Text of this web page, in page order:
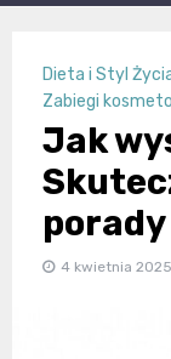
Dieta i Styl
Zabiegi
Jak
porady
4 kwietnia 2025